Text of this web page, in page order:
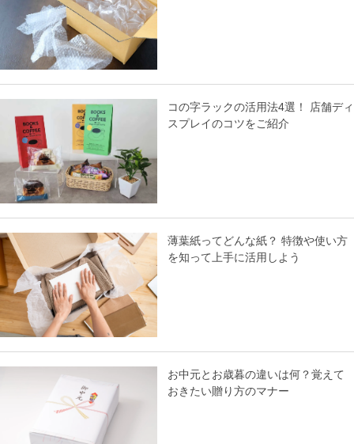
コの字ラックの活用法4選！ 店舗ディ
スプレイのコツをご紹介
薄葉紙ってどんな紙？ 特徴や使い方
を知って上手に活用しよう
お中元とお歳暮の違いは何？覚えて
おきたい贈り方のマナー